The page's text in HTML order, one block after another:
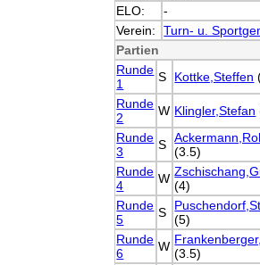
ELO:
-
Verein:
Turn- u.
Partien
Runde
1
S Kottke,Steffen
Runde
2
W Klingler,Stefan
Runde
3
S (3.5)
Runde
4
W (4)
Runde
5
S (5)
Runde
6
W (3.5)